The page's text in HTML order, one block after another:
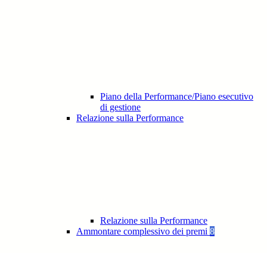
Piano della Performance/Piano esecutivo
di gestione
Relazione sulla Performance
Relazione sulla Performance
Ammontare complessivo dei premi 8